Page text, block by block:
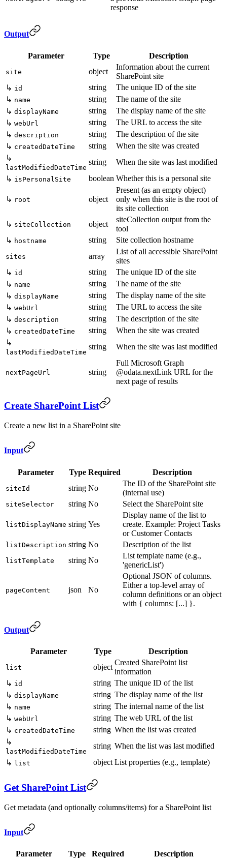
response
Output
Parameter Type Description
site object
Information about the current
SharePoint site
↳ id string
The unique ID of the site
↳ name string
The name of the site
↳ displayName string
The display name of the site
↳ webUrl string
The URL to access the site
↳ description string
The description of the site
↳ createdDateTime string
When the site was created
↳
lastModifiedDateTime
string
When the site was last modified
↳ isPersonalSite boolean Whether this is a personal site
↳ root object
Present (as an empty object)
only when this site is the root of
its site collection
↳ siteCollection object
siteCollection output from the
tool
↳ hostname string Site collection hostname
sites array
List of all accessible SharePoint
sites
↳ id string
The unique ID of the site
↳ name string
The name of the site
↳ displayName string
The display name of the site
↳ webUrl string
The URL to access the site
↳ description string
The description of the site
↳ createdDateTime string
When the site was created
↳
lastModifiedDateTime
string When the site was last modified
nextPageUrl string
Full Microsoft Graph
@odata.nextLink URL for the
next page of results
Create SharePoint List
Create a new list in a SharePoint site
Input
Parameter Type Required Description
siteId string No
The ID of the SharePoint site
(internal use)
siteSelector string No Select the SharePoint site
listDisplayName string Yes
Display name of the list to
create. Example: Project Tasks
or Customer Contacts
listDescription string No Description of the list
listTemplate string No
List template name (e.g.,
'genericList')
pageContent json No
Optional JSON of columns.
Either a top-level array of
column definitions or an object
with { columns: [...] }.
Output
Parameter Type Description
list object
Created SharePoint list
information
↳ id string The unique ID of the list
↳ displayName string The display name of the list
↳ name string The internal name of the list
↳ webUrl string The web URL of the list
↳ createdDateTime string When the list was created
↳
lastModifiedDateTime
string When the list was last modified
↳ list object List properties (e.g., template)
Get SharePoint List
Get metadata (and optionally columns/items) for a SharePoint list
Input
Parameter Type Required Description